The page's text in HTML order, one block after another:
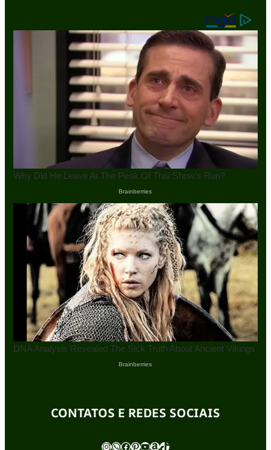
CONTATOS E REDES SOCIAIS
InstagramWhatsApp Facebook Pinterest Youtube Amazon TikTok